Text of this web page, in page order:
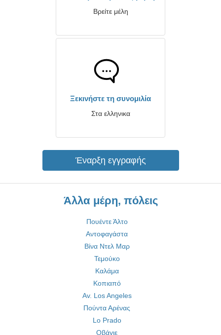
Βρείτε μέλη
Ξεκινήστε τη συνομιλία
Στα ελληνικα
Έναρξη εγγραφής
Άλλα μέρη, πόλεις
Πουέντε Άλτο
Αντοφαγάστα
Βίνα Ντελ Μαρ
Τεμούκο
Καλάμα
Κοπιαπό
Av. Los Angeles
Πούντα Αρένας
Lo Prado
Οβάγιε